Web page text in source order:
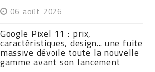
06 août 2026
Google Pixel 11 : prix,
caractéristiques, design... une fuite
massive dévoile toute la nouvelle
gamme avant son lancement